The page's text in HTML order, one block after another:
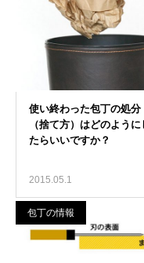
2015.05.1
包丁の情報